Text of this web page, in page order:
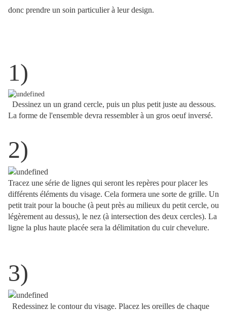
donc prendre un soin particulier à leur design.
1)
Dessinez un un grand cercle, puis un plus petit juste au dessous.
La forme de l'ensemble devra ressembler à un gros oeuf inversé.
2)
Tracez une série de lignes qui seront les repères pour placer les
différents éléments du visage. Cela formera une sorte de grille. Un
petit trait pour la bouche (à peut près au milieux du petit cercle, ou
légèrement au dessus), le nez (à intersection des deux cercles). La
ligne la plus haute placée sera la délimitation du cuir chevelure.
3)
Redessinez le contour du visage. Placez les oreilles de chaque